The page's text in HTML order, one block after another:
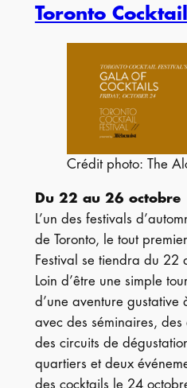
Toronto
Crédit photo: The
Du 22 au 26 octobre
L’un des festivals
de Toronto, le tout
Festival se tiendra du
Loin d’être une simple
d’une aventure gustative
avec des séminaires,
des circuits de
quartiers et deux
des cocktails le 24